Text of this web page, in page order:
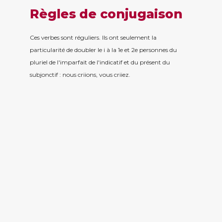
Règles de conjugaison
Ces verbes sont réguliers. Ils ont seulement la
particularité de doubler le i à la 1e et 2e personnes du
pluriel de l'imparfait de l'indicatif et du présent du
subjonctif : nous criions, vous criiez.